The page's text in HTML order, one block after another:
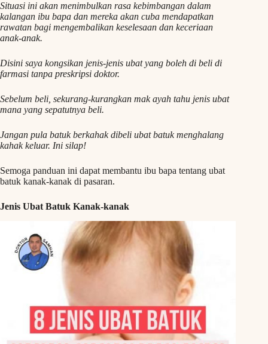
Situasi ini akan menimbulkan rasa kebimbangan dalam
kalangan ibu bapa dan mereka akan cuba mendapatkan
rawatan bagi mengembalikan keselesaan dan keceriaan
anak-anak.
Disini saya kongsikan jenis-jenis ubat yang boleh di beli di
farmasi tanpa preskripsi doktor.
Sebelum beli, sekurang-kurangkan mak ayah tahu jenis ubat
mana yang sepatutnya beli.
Jangan pula batuk berkahak dibeli ubat batuk menghalang
kahak keluar. Ini silap!
Semoga panduan ini dapat membantu ibu bapa tentang ubat
batuk kanak-kanak di pasaran.
Jenis Ubat Batuk Kanak-kanak